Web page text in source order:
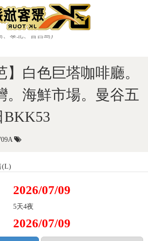
東南亞
、泰北、普吉島)
】白色巨塔咖啡廳。
。海鮮市場。曼谷五
BKK53
(L)
2026/07/09
5天4夜
2026/07/09